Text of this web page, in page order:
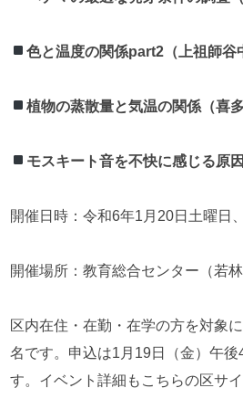
色と温度の関係part2（上祖師谷
植物の蒸散量と気温の関係（喜
モスキート音を不快に感じる原
開催日時：令和6年1月20日土曜日
開催場所：教育総合センター（若
区内在住・在勤・在学の方を対象
名です。申込は1月19日（金）午
す。イベント詳細もこちらの区サ